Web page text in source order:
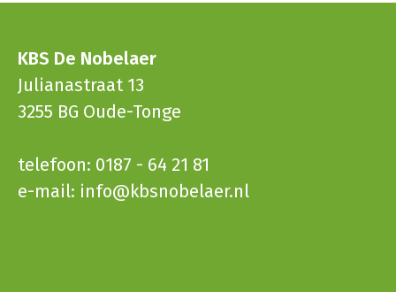
KBS De Nobelaer
Julianastraat 13
3255 BG Oude-Tonge
telefoon: 0187 - 64 21 81
e-mail: info@kbsnobelaer.nl